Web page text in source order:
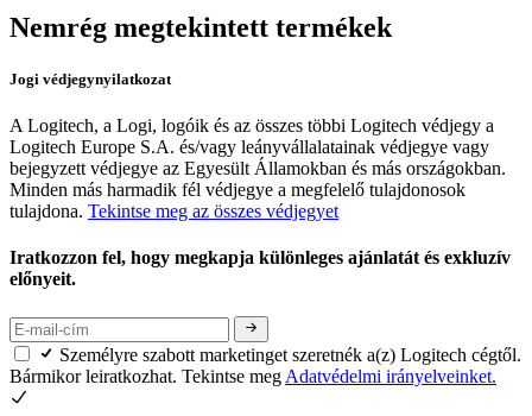
Nemrég megtekintett termékek
Jogi védjegynyilatkozat
A Logitech, a Logi, logóik és az összes többi Logitech védjegy a
Logitech Europe S.A. és/vagy leányvállalatainak védjegye vagy
bejegyzett védjegye az Egyesült Államokban és más országokban.
Minden más harmadik fél védjegye a megfelelő tulajdonosok
tulajdona. Tekintse meg az összes védjegyet
Iratkozzon fel, hogy megkapja különleges ajánlatát és exkluzív
előnyeit.
Személyre szabott marketinget szeretnék a(z) Logitech cégtől.
Bármikor leiratkozhat. Tekintse meg Adatvédelmi irányelveinket.